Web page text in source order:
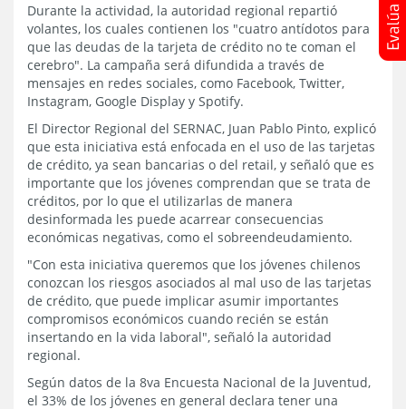
Durante la actividad, la autoridad regional repartió
volantes, los cuales contienen los "cuatro antídotos para
que las deudas de la tarjeta de crédito no te coman el
cerebro". La campaña será difundida a través de
mensajes en redes sociales, como Facebook, Twitter,
Instagram, Google Display y Spotify.
El Director Regional del SERNAC, Juan Pablo Pinto, explicó
que esta iniciativa está enfocada en el uso de las tarjetas
de crédito, ya sean bancarias o del retail, y señaló que es
importante que los jóvenes comprendan que se trata de
créditos, por lo que el utilizarlas de manera
desinformada les puede acarrear consecuencias
económicas negativas, como el sobreendeudamiento.
"Con esta iniciativa queremos que los jóvenes chilenos
conozcan los riesgos asociados al mal uso de las tarjetas
de crédito, que puede implicar asumir importantes
compromisos económicos cuando recién se están
insertando en la vida laboral", señaló la autoridad
regional.
Según datos de la 8va Encuesta Nacional de la Juventud,
el 33% de los jóvenes en general declara tener una